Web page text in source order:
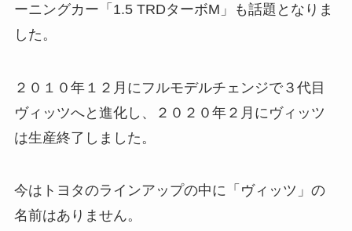
ーニングカー「1.5 TRDターボM」も話題となりま
した。
２０１０年１２月にフルモデルチェンジで３代目
ヴィッツへと進化し、２０２０年２月にヴィッツ
は生産終了しました。
今はトヨタのラインアップの中に「ヴィッツ」の
名前はありません。